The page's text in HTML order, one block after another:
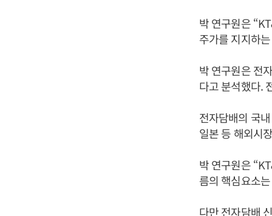
박 연구원은
주가를 지지하
박 연구원은 전
다고 분석했다.
전자담배의 국
일본 등 해외시
박 연구원은
름의 핵심요소
다만 전자담배